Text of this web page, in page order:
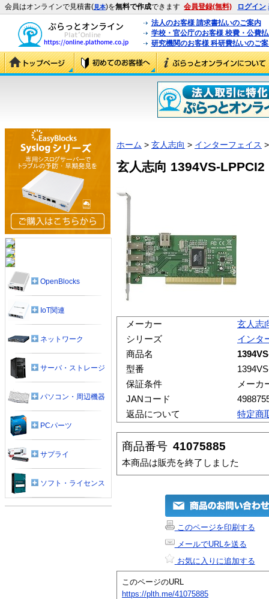
会員はオンラインで見積書(見本)を無料で作成できます 会員登録(無料) ログイン
法人のお客様 請求書払いのご案内
学校・官公庁のお客様 校費・公費
研究機関のお客様 科研費払いのご
ホーム > 玄人志向 > インターフェイス
玄人志向 1394VS-
メーカー
玄人志
シリーズ
インタ
商品名
型番
保証条件
メーカ
JANコード
返品について
特定商
商品番号 41075885
本商品は販売を終了しました
このページを印刷する
メールでURLを送る
お気に入りに追加する
このページのURL
https://plth.me/41075885
OpenBlocks
IoT関連
ネットワーク
サーバ・ストレージ
パソコン・周辺機器
PCパーツ
サプライ
ソフト・ライセンス